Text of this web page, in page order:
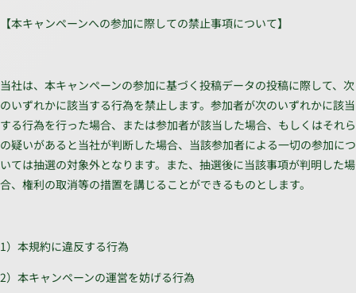
【本キャンペーンへの参加に際しての禁止事項について】
当社は、本キャンペーンの参加に基づく投稿データの投稿に際して、次
のいずれかに該当する行為を禁止します。参加者が次のいずれかに該当
する行為を行った場合、または参加者が該当した場合、もしくはそれら
の疑いがあると当社が判断した場合、当該参加者による一切の参加につ
いては抽選の対象外となります。また、抽選後に当該事項が判明した場
合、権利の取消等の措置を講じることができるものとします。
1）本規約に違反する行為
2）本キャンペーンの運営を妨げる行為